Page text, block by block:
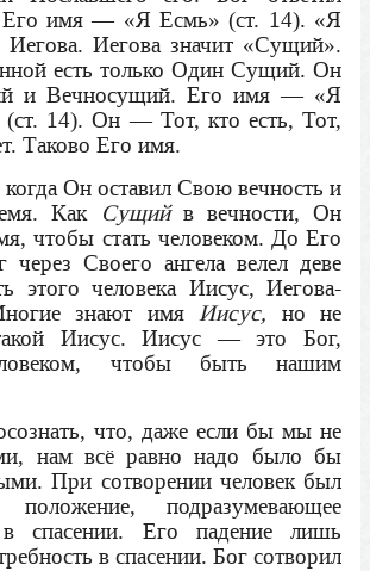
имя — «Я Есмь» (ст. 14). «Я
Иегова значит «Сущий».
есть только Один Сущий. Он
и Вечносущий. Его имя — «Я
14). Он — Тот, кто есть, Тот,
Таково Его имя.
Он оставил Свою вечность и
Как Сущийв вечности, Он
чтобы стать человеком. До Его
через Своего ангела велел деве
этого человека Иисус, Иегова-
знают имя Иисус, но не
Иисус. Иисус — это Бог,
чтобы быть нашим
что, даже если бы мы не
нам всё равно надо было бы
При сотворении человек был
подразумевающее
в спасении. Его падение лишь
в спасении. Бог сотворил